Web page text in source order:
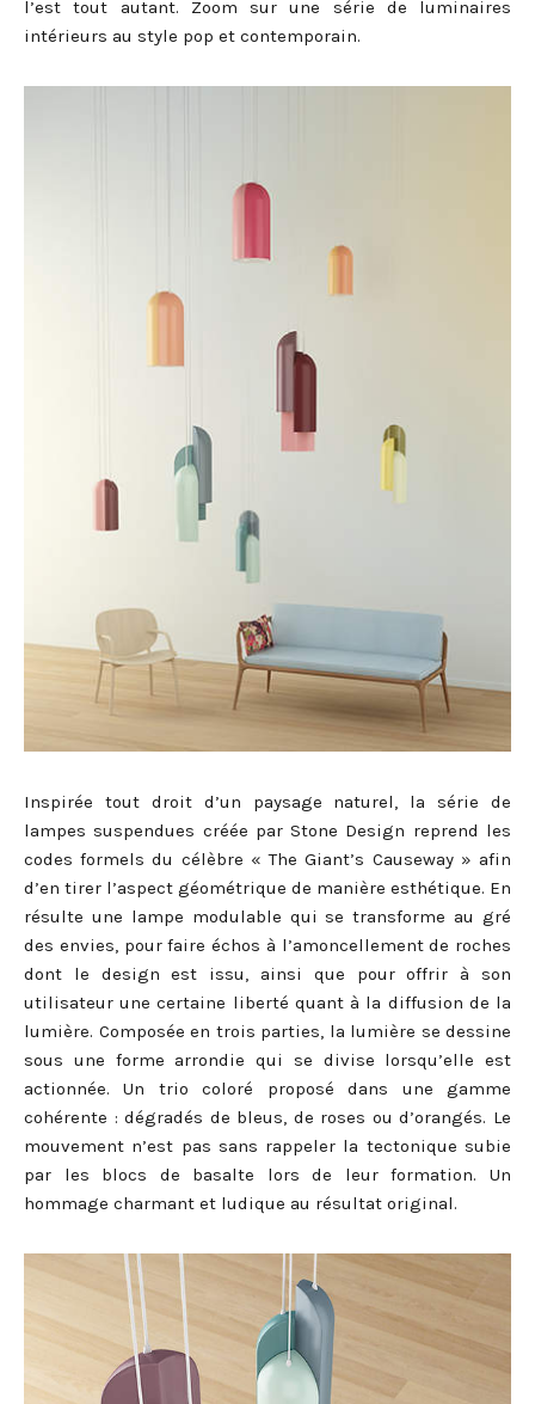
l’est tout autant. Zoom sur une série de luminaires
intérieurs au style pop et contemporain.
Inspirée tout droit d’un paysage naturel, la série de
lampes suspendues créée par Stone Design reprend les
codes formels du célèbre « The Giant’s Causeway » afin
d’en tirer l’aspect géométrique de manière esthétique. En
résulte une lampe modulable qui se transforme au gré
des envies, pour faire échos à l’amoncellement de roches
dont le design est issu, ainsi que pour offrir à son
utilisateur une certaine liberté quant à la diffusion de la
lumière. Composée en trois parties, la lumière se dessine
sous une forme arrondie qui se divise lorsqu’elle est
actionnée. Un trio coloré proposé dans une gamme
cohérente : dégradés de bleus, de roses ou d’orangés. Le
mouvement n’est pas sans rappeler la tectonique subie
par les blocs de basalte lors de leur formation. Un
hommage charmant et ludique au résultat original.